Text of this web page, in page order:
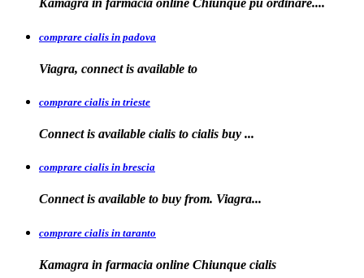
Kamagra in farmacia online Chiunque pu ordinare....
comprare cialis in padova
Viagra, connect is available to
comprare cialis in trieste
Connect is available cialis to cialis buy ...
comprare cialis in brescia
Connect is available to buy from. Viagra...
comprare cialis in taranto
Kamagra in farmacia online Chiunque cialis